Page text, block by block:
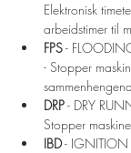
Elektronisk
arbeidstimer til
FPS -
- Stopper
DRP - DRY
Stopper
IBD - IGNITION